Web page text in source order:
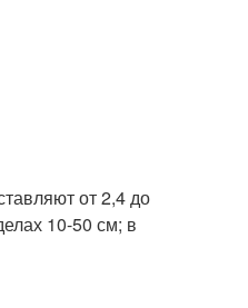
от 2,4 до
10-50 см; в